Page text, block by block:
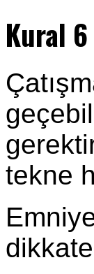
Kural
tekne